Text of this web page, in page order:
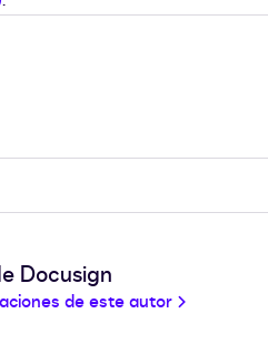
Docusign
de este autor